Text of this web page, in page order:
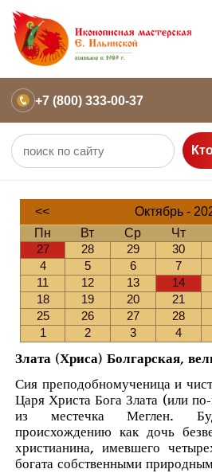
+7 (800) 333-00-37
<< Октябрь -
Пн
Вт Ср Чт
27
28 29 30
4
5 6 7
11
12 13 14
18
19 20 21
25
26 27 28
1
2 3 4
Злата (Хриса) Болгарская,
Сия преподобномученица и
Царя Христа Бога Злата (или
из местечка Меглен.
происхождению как дочь
христианина, имевшего
богата собственными